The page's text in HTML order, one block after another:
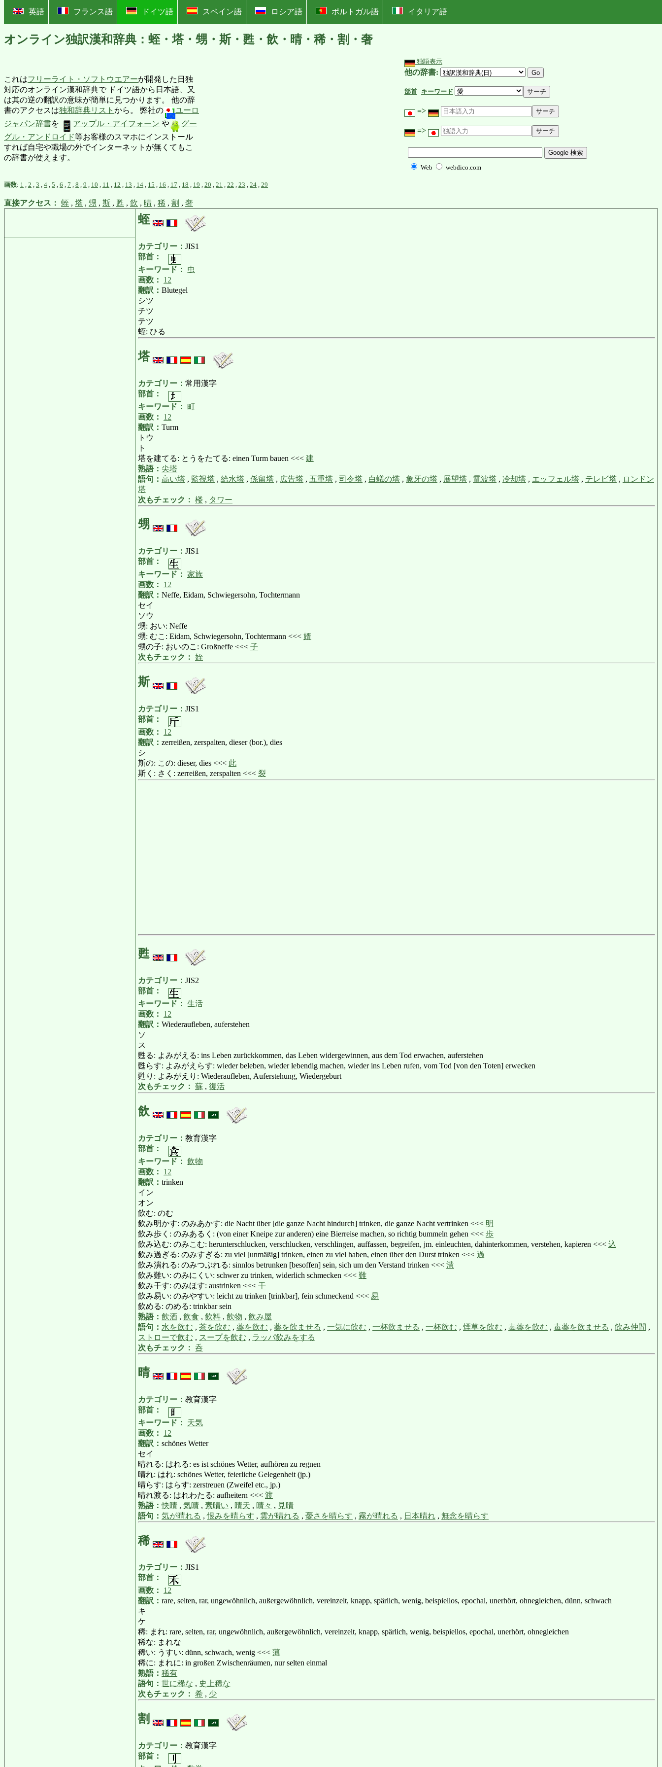
英語 フランス語 ドイツ語 スペイン語 ロシア語 ポルトガル語 イタリア語
オンライン独訳漢和辞典：蛭・塔・甥・斯・甦・飲・晴・稀・割・奢
これはフリーライト・ソフトウエアーが開発した日独
対応のオンライン漢和辞典で ドイツ語から日本語、又
は其の逆の翻訳の意味が簡単に見つかります。 他の辞
書のアクセスは独和辞典リスト から。 弊社の
ユーロ
ジャパン辞書を アップル・アイフォーン や
グー
グル・アンドロイド等お客様のスマホにインストール
すれば自宅や職場の外でインターネットが無くてもこ
の辞書が使えます。
独語表示
他の辞書:
部首 キーワード
=>
=>
Web webdico.com
画数: 1 2 3 4 5 6 7 8 9 10 11 12 13 14 15 16 17 18 19 20 21 22 23 24 29
直接アクセス： 蛭 , 塔 , 甥 , 斯 , 甦 , 飲 , 晴 , 稀 , 割 , 奢
蛭
カテゴリー： JIS1
部首：
キーワード：
虫
画数：
12
翻訳： Blutegel
シツ
チツ
テツ
蛭: ひる
塔
カテゴリー： 常用漢字
部首：
キーワード： 町
画数：
12
翻訳： Turm
トウ
ト
塔を建てる: とうをたてる: einen Turm bauen <<< 建
熟語： 尖塔
語句： 高い塔 , 監視塔 , 給水塔 , 係留塔 , 広告塔 , 五重塔 , 司令塔 , 白蟻の塔 , 象牙の塔 , 展望塔 , 電波塔 , 冷却塔 , エッフェル塔 , テレビ塔 , ロンドン
塔
次もチェック： 楼 , タワー
甥
カテゴリー： JIS1
部首：
キーワード： 家族
画数：
12
翻訳： Neffe, Eidam, Schwiegersohn, Tochtermann
セイ
ソウ
甥: おい: Neffe
甥: むこ: Eidam, Schwiegersohn, Tochtermann <<< 婿
甥の子: おいのこ: Großneffe <<< 子
次もチェック： 姪
斯
カテゴリー： JIS1
部首：
画数：
12
翻訳： zerreißen, zerspalten, dieser (bor.), dies
シ
斯の: この: dieser, dies <<< 此
斯く: さく: zerreißen, zerspalten <<< 裂
甦
カテゴリー： JIS2
部首：
キーワード： 生活
画数：
12
翻訳： Wiederaufleben, auferstehen
ソ
ス
甦る: よみがえる: ins Leben zurückkommen, das Leben widergewinnen, aus dem Tod erwachen, auferstehen
甦らす: よみがえらす: wieder beleben, wieder lebendig machen, wieder ins Leben rufen, vom Tod [von den Toten] erwecken
甦り: よみがえり: Wiederaufleben, Auferstehung, Wiedergeburt
次もチェック： 蘇 , 復活
飲
カテゴリー： 教育漢字
部首：
キーワード： 飲物
画数：
12
翻訳： trinken
イン
オン
飲む: のむ
飲み明かす: のみあかす: die Nacht über [die ganze Nacht hindurch] trinken, die ganze Nacht vertrinken <<< 明
飲み歩く: のみあるく: (von einer Kneipe zur anderen) eine Bierreise machen, so richtig bummeln gehen <<< 歩
飲み込む: のみこむ: herunterschlucken, verschlucken, verschlingen, auffassen, begreifen, jm. einleuchten, dahinterkommen, verstehen, kapieren <<< 込
飲み過ぎる: のみすぎる: zu viel [unmäßig] trinken, einen zu viel haben, einen über den Durst trinken <<< 過
飲み潰れる: のみつぶれる: sinnlos betrunken [besoffen] sein, sich um den Verstand trinken <<< 潰
飲み難い: のみにくい: schwer zu trinken, widerlich schmecken <<< 難
飲み干す: のみほす: austrinken <<< 干
飲み易い: のみやすい: leicht zu trinken [trinkbar], fein schmeckend <<< 易
飲める: のめる: trinkbar sein
熟語： 飲酒 , 飲食 , 飲料 , 飲物 , 飲み屋
語句： 水を飲む , 茶を飲む , 薬を飲む , 薬を飲ませる , 一気に飲む , 一杯飲ませる , 一杯飲む , 煙草を飲む , 毒薬を飲む , 毒薬を飲ませる , 飲み仲間 ,
ストローで飲む , スープを飲む , ラッパ飲みをする
次もチェック： 呑
晴
カテゴリー： 教育漢字
部首：
キーワード：
天気
画数：
12
翻訳： schönes Wetter
セイ
晴れる: はれる: es ist schönes Wetter, aufhören zu regnen
晴れ: はれ: schönes Wetter, feierliche Gelegenheit (jp.)
晴らす: はらす: zerstreuen (Zweifel etc., jp.)
晴れ渡る: はれわたる: aufheitern <<< 渡
熟語：快晴 , 気晴 , 素晴い , 晴天 , 晴々 , 見晴
語句： 気が晴れる ,恨みを晴らす , 雲が晴れる , 憂さを晴らす , 霧が晴れる , 日本晴れ , 無念を晴らす
稀
カテゴリー： JIS1
部首：
画数：
12
翻訳： rare, selten, rar, ungewöhnlich, außergewöhnlich, vereinzelt, knapp, spärlich, wenig, beispiellos, epochal, unerhört, ohnegleichen, dünn, schwach
キ
ケ
稀: まれ: rare, selten, rar, ungewöhnlich, außergewöhnlich, vereinzelt, knapp, spärlich, wenig, beispiellos, epochal, unerhört, ohnegleichen
稀な: まれな
稀い: うすい: dünn, schwach, wenig <<< 薄
稀に: まれに: in großen Zwischenräumen, nur selten einmal
熟語： 稀有
語句： 世に稀な , 史上稀な
次もチェック： 希 , 少
割
カテゴリー： 教育漢字
部首：